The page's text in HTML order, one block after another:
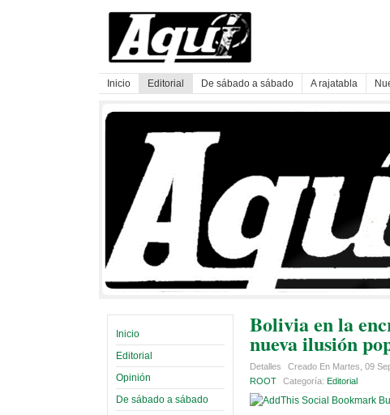
Inicio Editorial De sábado a sábado A rajatabla
Inicio
Editorial
Opinión
De sábado a sábado
Bolivia en la
nueva ilusión
Detalles Creado En Martes, 09
ROOT
Categoría: Editorial